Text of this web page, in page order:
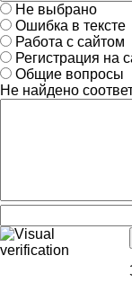
Не выбрано
Ошибка в тексте
Работа с сайтом
Регистрация на
Общие вопросы
Не найдено